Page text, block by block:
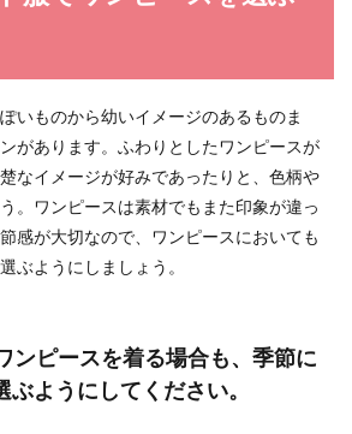
わしい格好で...
いものから幼いイメージのあるものま
があります。ふわりとしたワンピースが
なイメージが好みであったりと、色柄や
。ワンピースは素材でもまた印象が違っ
感が大切なので、ワンピースにおいても
ぶようにしましょう。
ンピースを着る場合も、季節に
ぶようにしてください。